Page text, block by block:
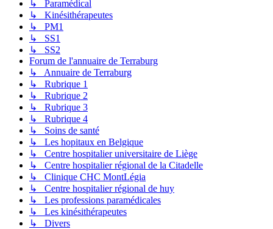
↳ Paramédical
↳ Kinésithérapeutes
↳ PM1
↳ SS1
↳ SS2
Forum de l'annuaire de Terraburg
↳ Annuaire de Terraburg
↳ Rubrique 1
↳ Rubrique 2
↳ Rubrique 3
↳ Rubrique 4
↳ Soins de santé
↳ Les hopitaux en Belgique
↳ Centre hospitalier universitaire de Liège
↳ Centre hospitalier régional de la Citadelle
↳ Clinique CHC MontLégia
↳ Centre hospitalier régional de huy
↳ Les professions paramédicales
↳ Les kinésithérapeutes
↳ Divers